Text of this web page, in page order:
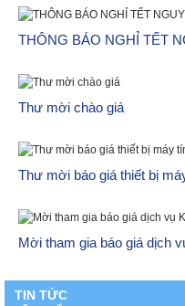
THÔNG BÁO NGHỈ TẾT
Thư mời chào giá
Thư mời báo giá thiết bị
Mời tham gia báo giá dịch
TIN TỨC